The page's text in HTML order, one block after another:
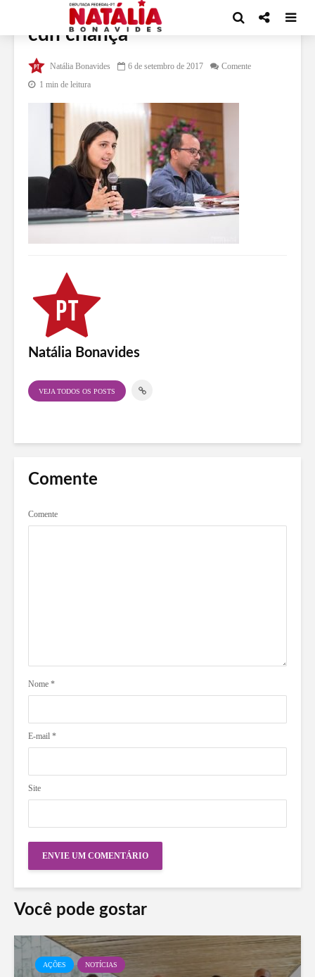
cdh criança
Natália Bonavides 6 de setembro de 2017
Comente
1 min de leitura
Natália Bonavides
VEJA TODOS OS POSTS
Comente
Comente
Nome *
E-mail *
Site
Você pode gostar
AÇÕES NOTÍCIAS